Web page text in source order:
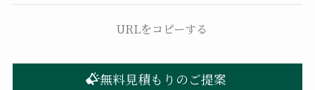
URLをコピーする
無料見積もりのご提案